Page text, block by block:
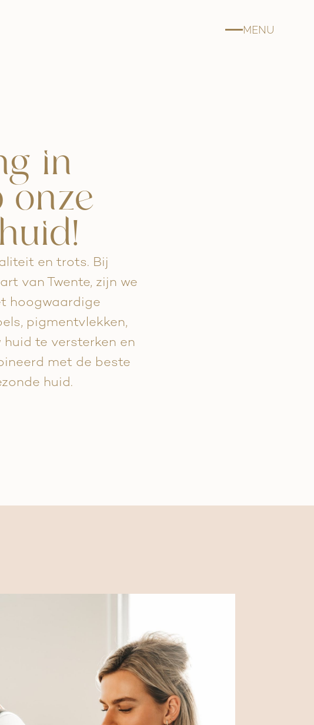
MENU
in
onze
en trots. Bij
van Twente, zijn we
hoogwaardige
pigmentvlekken,
te versterken en
met de beste
huid.